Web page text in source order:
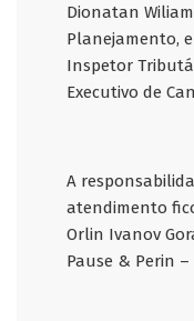
Dionatan
Planejamento,
Inspetor
Executivo de
A
atendimento
Orlin Ivanov
Pause & Perin –